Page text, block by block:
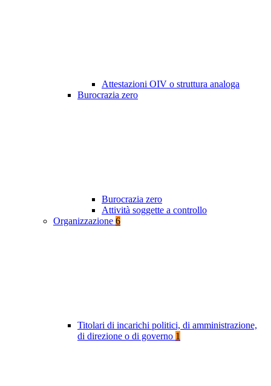
Attestazioni OIV o struttura analoga
Burocrazia zero
Burocrazia zero
Attività soggette a controllo
Organizzazione 6
Titolari di incarichi politici, di amministrazione,
di direzione o di governo 1